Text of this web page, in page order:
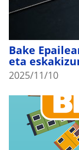
Bake
eta
2025/11/10